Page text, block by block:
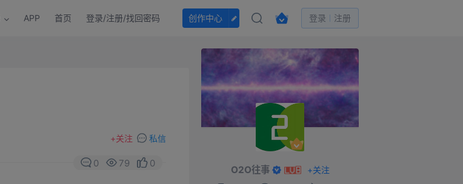
APP 首页 登录/注册/找回密码 创作中心 登录 注册
+关注 私信
0 79 0
O2O往事 +关注